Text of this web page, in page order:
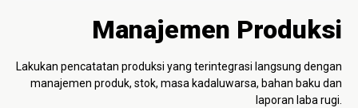
Manajemen Produksi
Lakukan pencatatan produksi yang terintegrasi langsung dengan
manajemen produk, stok, masa kadaluwarsa, bahan baku dan
laporan laba rugi.